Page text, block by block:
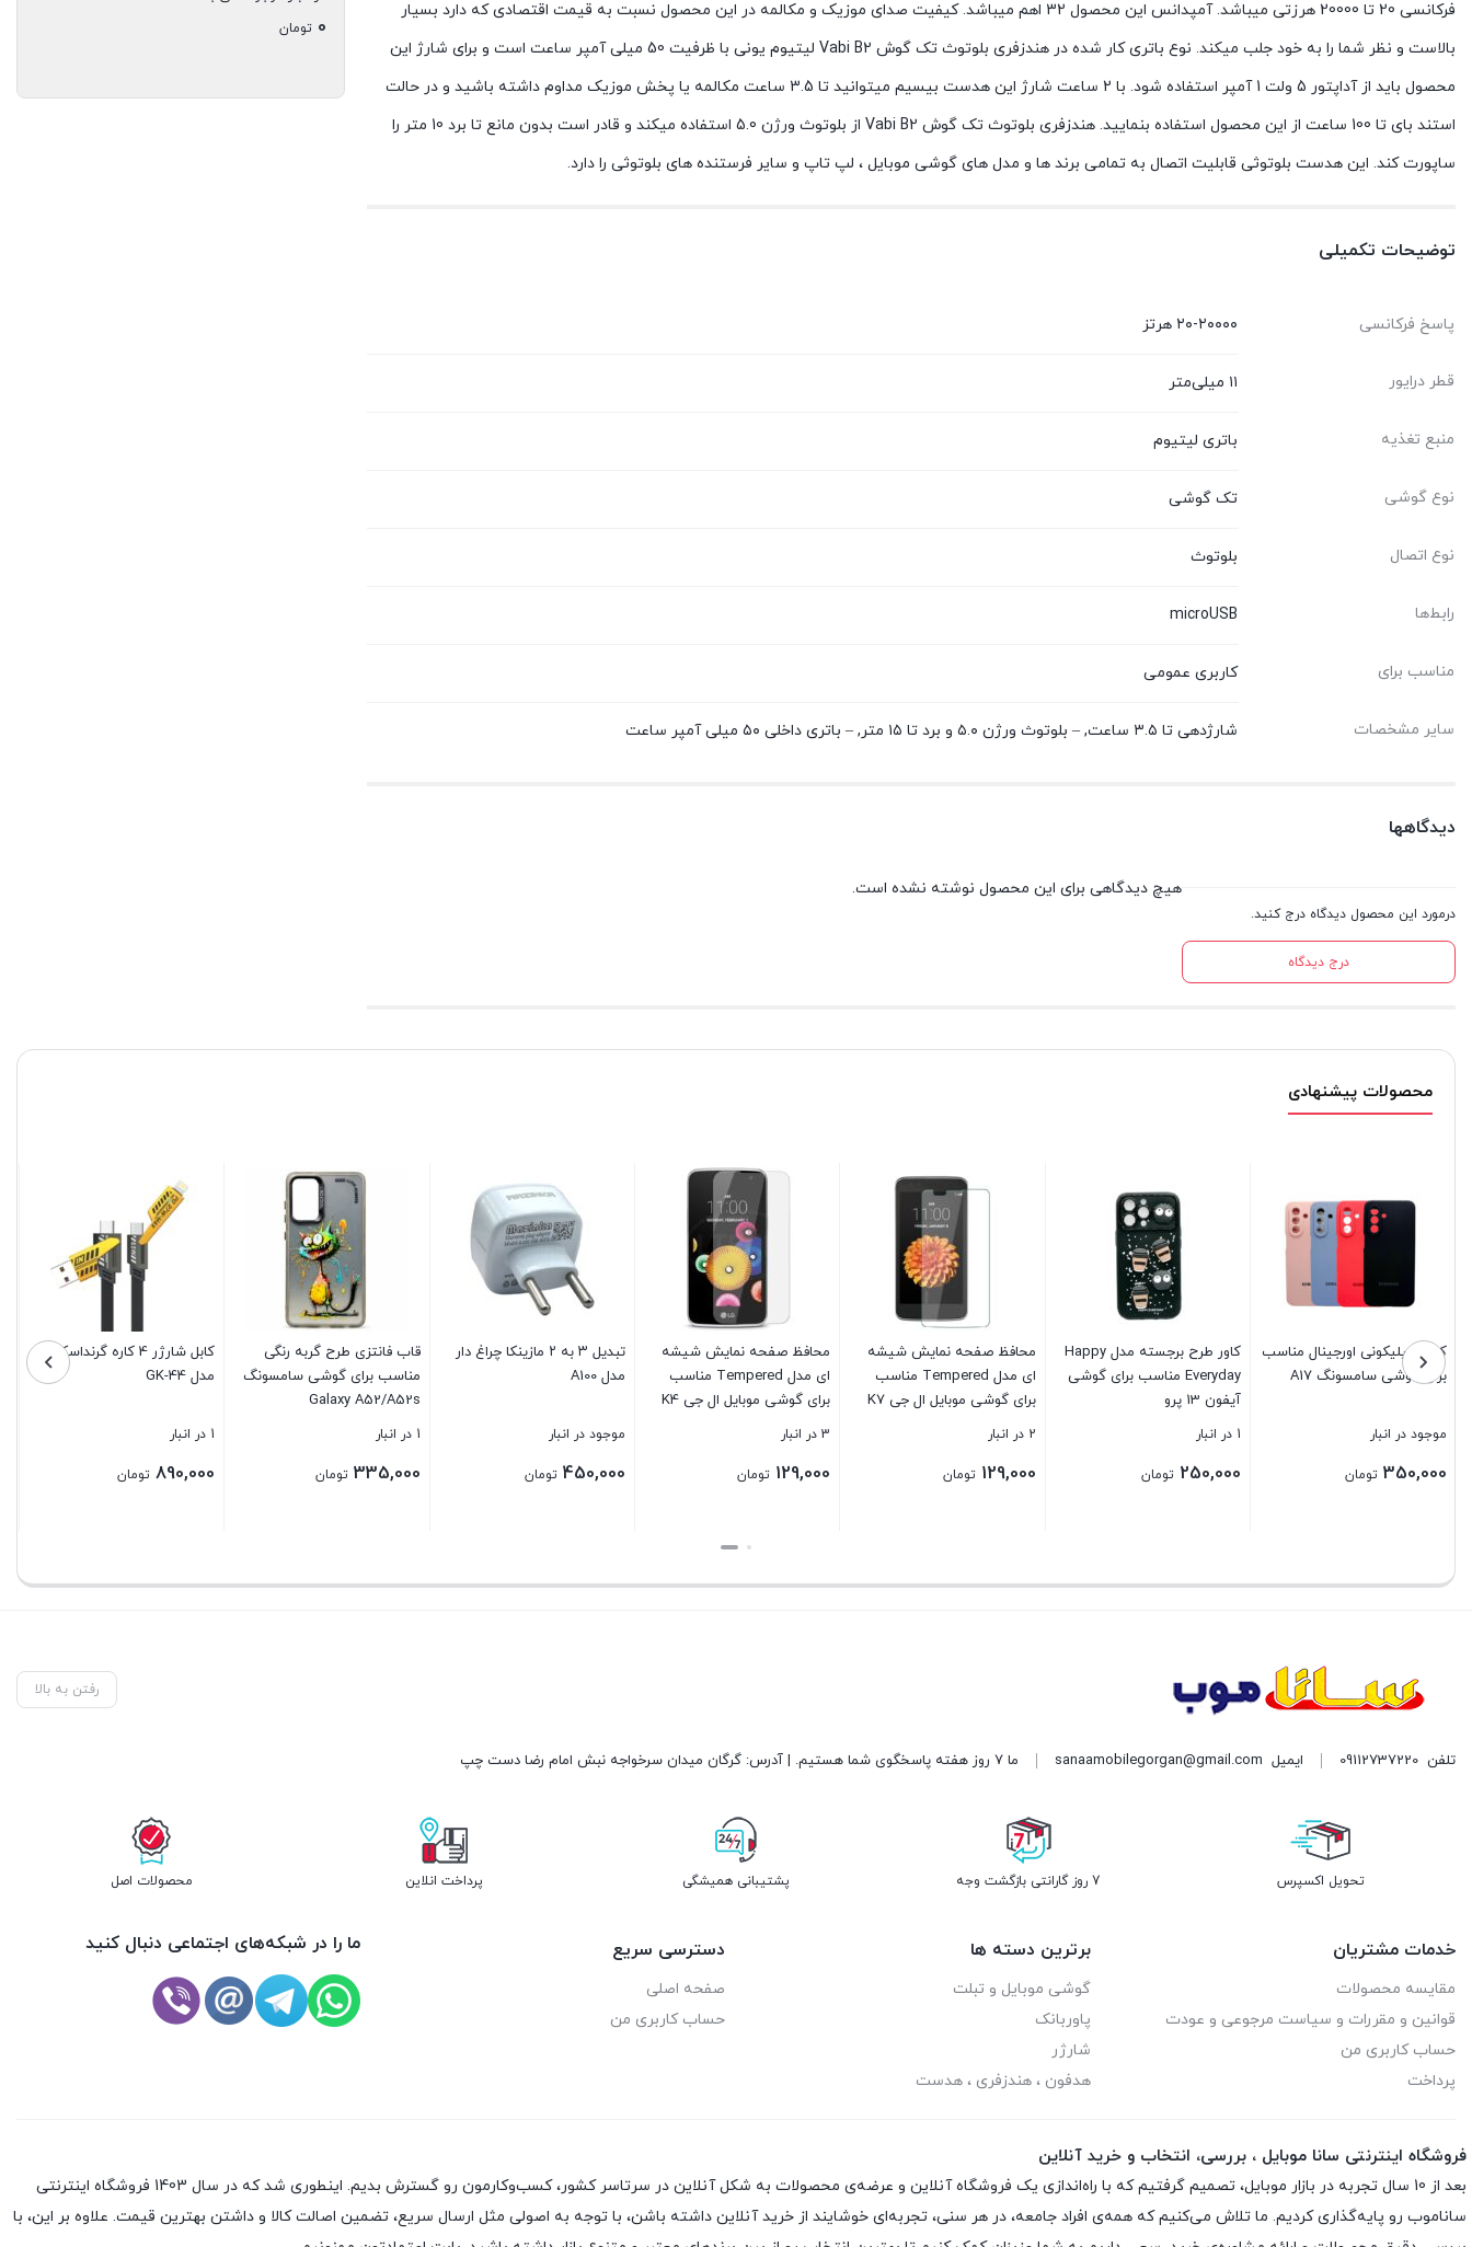
فرکانسی 20 تا 20000 هرزتی میباشد. آمپدانس این محصول 32 اهم میباشد. کیفیت صدای موزیک و مکالمه در این محصول نسبت به قیمت اقتصادی که دارد بسیار
بالاست و نظر شما را به خود جلب میکند. نوع باتری کار شده در هندزفری بلوتوث تک گوش Vabi B2 لیتیوم یونی با ظرفیت 50 میلی آمپر ساعت است و برای شارژ این
محصول باید از آداپتور 5 ولت 1 آمپر استفاده شود. با 2 ساعت شارژ این هدست بیسیم میتوانید تا 3.5 ساعت مکالمه یا پخش موزیک مداوم داشته باشید و در حالت
استند بای تا 100 ساعت از این محصول استفاده بنمایید. هندزفری بلوتوث تک گوش Vabi B2 از بلوتوث ورژن 5.0 استفاده میکند و قادر است بدون مانع تا برد 10 متر را
ساپورت کند. این هدست بلوتوثی قابلیت اتصال به تمامی برند ها و مدل های گوشی موبایل ، لپ تاپ و سایر فرستنده های بلوتوثی را دارد.
توضیحات تکمیلی
پاسخ فرکانسی ۲۰-۲۰۰۰۰ هرتز
قطر درایور ۱۱ میلی‌متر
منبع تغذیه باتری لیتیوم
نوع گوشی تک گوشی
نوع اتصال بلوتوث
رابط‌ها microUSB
مناسب برای کاربری عمومی
سایر مشخصات شارژدهی تا ۳.۵ ساعت, – بلوتوث ورژن ۵.۰ و برد تا ۱۵ متر, – باتری داخلی ۵۰ میلی آمپر ساعت
دیدگاهها
درمورد این محصول دیدگاه درج کنید.
درج دیدگاه
هیچ دیدگاهی برای این محصول نوشته نشده است.
0 تومان
محصولات پیشنهادی
کاور سیلیکونی اورجینال مناسب
برای گوشی سامسونگ A17
موجود در انبار
350,000 تومان
کاور طرح برجسته مدل Happy
Everyday مناسب برای گوشی
آیفون 13 پرو
1 در انبار
250,000 تومان
محافظ صفحه نمایش شیشه
ای مدل Tempered مناسب
برای گوشی موبایل ال جی K7
2 در انبار
129,000 تومان
محافظ صفحه نمایش شیشه
ای مدل Tempered مناسب
برای گوشی موبایل ال جی K4
3 در انبار
129,000 تومان
تبدیل ۳ به ۲ مازینکا چراغ دار
مدل A100
موجود در انبار
450,000 تومان
قاب فانتزی طرح گربه رنگی
مناسب برای گوشی سامسونگ
Galaxy A52/A52s
1 در انبار
335,000 تومان
کابل شارژر 4 کاره گرنداسکای
مدل GK-44
1 در انبار
890,000 تومان
رفتن به بالا
تلفن 09112737220 ایمیل sanaamobilegorgan@gmail.com ما 7 روز هفته پاسخگوی شما هستیم. | آدرس: گرگان میدان سرخواجه نبش امام رضا دست چپ
تحویل اکسپرس 7 روز گارانتی بازگشت وجه پشتیبانی همیشگی پرداخت انلاین محصولات اصل
خدمات مشتریان
مقایسه محصولات
قوانین و مقررات و سیاست مرجوعی و عودت
حساب کاربری من
پرداخت
برترین دسته ها
گوشی موبایل و تبلت
پاوربانک
شارژر
هدفون ، هندزفری ، هدست
دسترسی سریع
صفحه اصلی
حساب کاربری من
ما را در شبکه‌های اجتماعی دنبال کنید
فروشگاه اینترنتی سانا موبایل ، بررسی، انتخاب و خرید آنلاین
بعد از 10 سال تجربه در بازار موبایل، تصمیم گرفتیم که با راه‌اندازی یک فروشگاه آنلاین و عرضه‌ی محصولات به شکل آنلاین در سرتاسر کشور، کسب‌وکارمون رو گسترش بدیم. اینطوری شد که در سال 1403 فروشگاه اینترنتی
ساناموب رو پایه‌گذاری کردیم. ما تلاش می‌کنیم که همه‌ی افراد جامعه، در هر سنی، تجربه‌ای خوشایند از خرید آنلاین داشته باشن، با توجه به اصولی مثل ارسال سریع، تضمین اصالت کالا و داشتن بهترین قیمت. علاوه بر این، با